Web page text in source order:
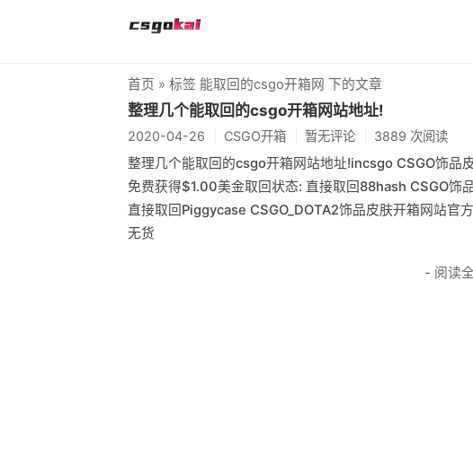
首页 » 标签 能取回的csgo开箱网 下的文章
整理几个能取回的csgo开箱网站地址!
2020-04-26 CSGO开箱 暂无评论 3889 次阅读
整理几个能取回的csgo开箱网站地址!incsgo CSGO饰
免费获得$1.00美金取回状态: 直接取回88hash CSGO
直接取回Piggycase CSGO_DOTA2饰品皮肤开箱网站
无货
- 阅读